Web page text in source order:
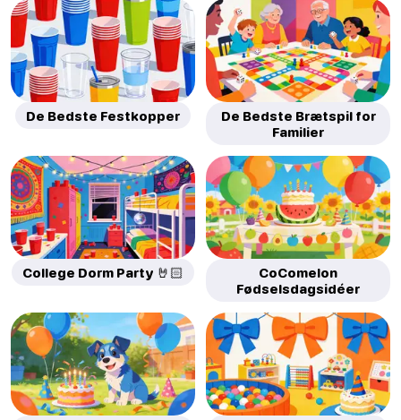
De Bedste Festkopper
De Bedste Brætspil for
Familier
College Dorm Party 🤘🏻
CoComelon
Fødselsdagsidéer